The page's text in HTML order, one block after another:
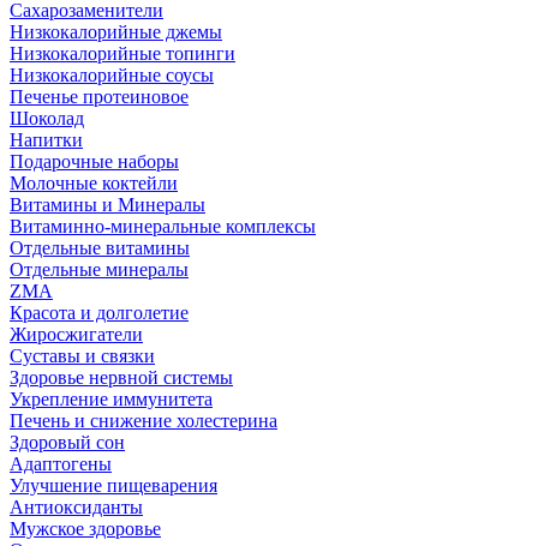
Сахарозаменители
Низкокалорийные джемы
Низкокалорийные топинги
Низкокалорийные соусы
Печенье протеиновое
Шоколад
Напитки
Подарочные наборы
Молочные коктейли
Витамины и Минералы
Витаминно-минеральные комплексы
Отдельные витамины
Отдельные минералы
ZMA
Красота и долголетие
Жиросжигатели
Суставы и связки
Здоровье нервной системы
Укрепление иммунитета
Печень и снижение холестерина
Здоровый сон
Адаптогены
Улучшение пищеварения
Антиоксиданты
Мужское здоровье